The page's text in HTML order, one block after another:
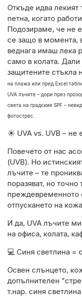
Откъде идва лекият
петна, когато
Подозираме, че не
се защо в момента,
веднага имаш лека
само в колата.
защитените стъкла
на плажа или пред Excel
UVA лъчите – дори през
света на градския SPF –
фотострес.
☀️ UVA vs. UVB – не
Повечето от нас
(UVB). Но
лъчите – те
поразяват, но
преждевременното
отпускането на
И да, UVA лъчите
на офиса, колата,
💻 Синя светлина =
Освен слънцето,
допълнителен
т.нар. синя